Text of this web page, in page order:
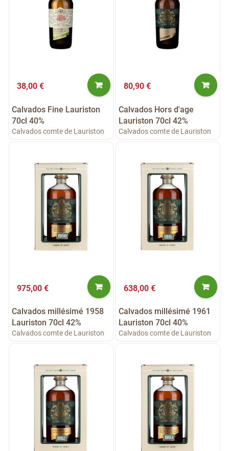
38,00 €
Calvados Fine Lauriston
70cl 40%
Calvados comte de Lauriston
80,90 €
Calvados Hors d'age
Lauriston 70cl 42%
Calvados comte de Lauriston
975,00 €
Calvados millésimé 1958
Lauriston 70cl 42%
Calvados comte de Lauriston
638,00 €
Calvados millésimé 1961
Lauriston 70cl 40%
Calvados comte de Lauriston